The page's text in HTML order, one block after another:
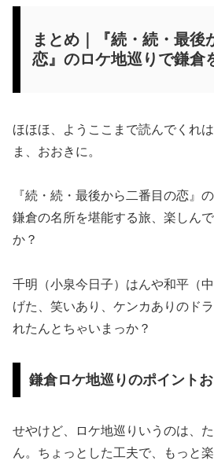
まとめ｜『続・続・最後
恋』のロケ地巡りで鎌倉
ほほほ、ようここまで読んでくれ
ま、おおきに。
『続・続・最後から二番目の恋』
鎌倉の名所を堪能する旅、楽しん
か？
千明（小泉今日子）はんや和平（
げた、笑いあり、ケンカありのド
れたんとちゃいまっか？
鎌倉ロケ地巡りのポイント
せやけど、ロケ地巡りいうのは、
ん。ちょっとした工夫で、もっと楽